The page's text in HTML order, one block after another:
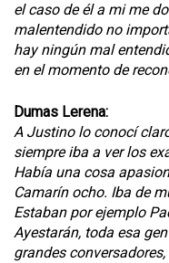
el caso de él a mi me
malentendido no
hay ningún mal
en el momento de
Dumas Lerena:
A Justino lo conocí
siempre iba a ver los
Había una cosa
Camarín ocho. Iba de
Estaban por ejemplo
Ayestarán, toda esa
grandes